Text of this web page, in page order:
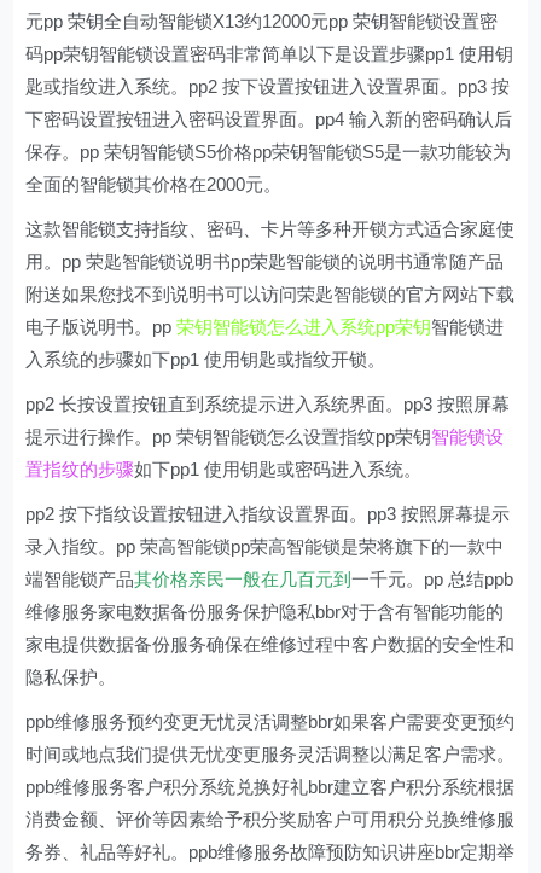
元pp 荣钥全自动智能锁X13约12000元pp 荣钥智能锁设置密
码pp荣钥智能锁设置密码非常简单以下是设置步骤pp1 使用钥
匙或指纹进入系统。pp2 按下设置按钮进入设置界面。pp3 按
下密码设置按钮进入密码设置界面。pp4 输入新的密码确认后
保存。pp 荣钥智能锁S5价格pp荣钥智能锁S5是一款功能较为
全面的智能锁其价格在2000元。
这款智能锁支持指纹、密码、卡片等多种开锁方式适合家庭使
用。pp 荣匙智能锁说明书pp荣匙智能锁的说明书通常随产品
附送如果您找不到说明书可以访问荣匙智能锁的官方网站下载
电子版说明书。pp荣钥智能锁怎么进入系统pp荣钥智能锁进
入系统的步骤如下pp1 使用钥匙或指纹开锁。
pp2 长按设置按钮直到系统提示进入系统界面。pp3 按照屏幕
提示进行操作。pp 荣钥智能锁怎么设置指纹pp荣钥智能锁设
置指纹的步骤如下pp1 使用钥匙或密码进入系统。
pp2 按下指纹设置按钮进入指纹设置界面。pp3 按照屏幕提示
录入指纹。pp 荣高智能锁pp荣高智能锁是荣将旗下的一款中
端智能锁产品其价格亲民一般在几百元到一千元。pp 总结ppb
维修服务家电数据备份服务保护隐私bbr对于含有智能功能的
家电提供数据备份服务确保在维修过程中客户数据的安全性和
隐私保护。
ppb维修服务预约变更无忧灵活调整bbr如果客户需要变更预约
时间或地点我们提供无忧变更服务灵活调整以满足客户需求。
ppb维修服务客户积分系统兑换好礼bbr建立客户积分系统根据
消费金额、评价等因素给予积分奖励客户可用积分兑换维修服
务券、礼品等好礼。ppb维修服务故障预防知识讲座bbr定期举